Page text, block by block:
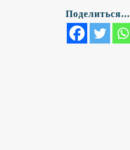
Поделиться...